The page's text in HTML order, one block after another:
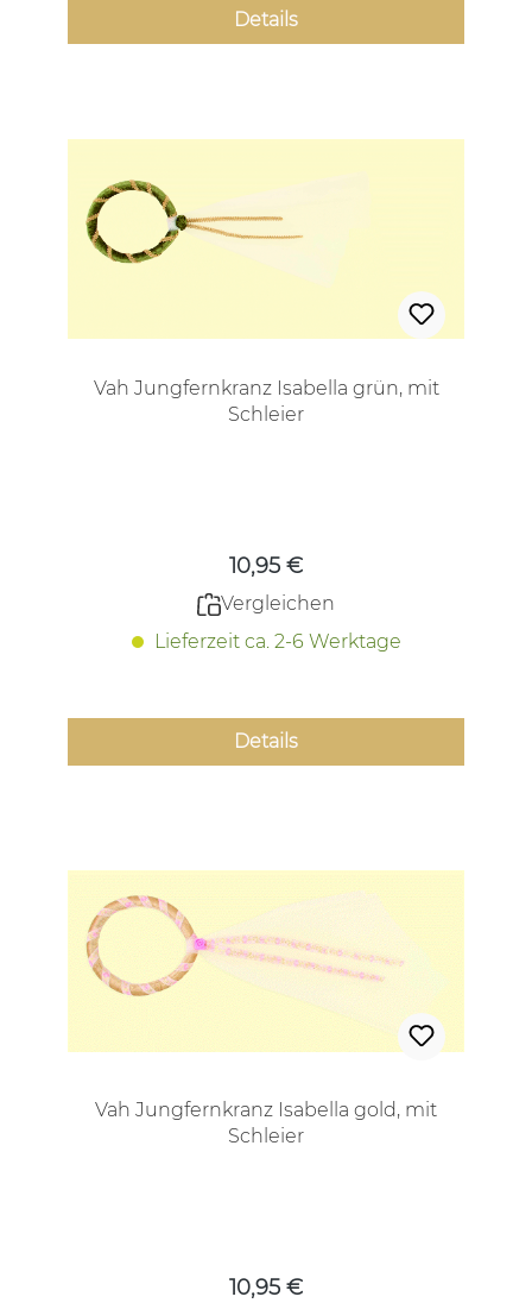
Details
Vah Jungfernkranz Isabella grün, mit
Schleier
10,95 €
Vergleichen
Lieferzeit ca. 2-6 Werktage
Details
Vah Jungfernkranz Isabella gold, mit
Schleier
10,95 €